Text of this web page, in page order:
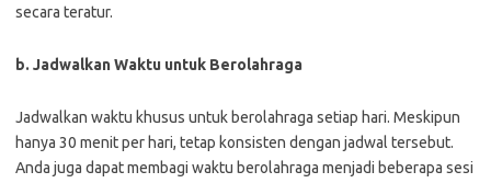
secara teratur.
b. Jadwalkan Waktu untuk Berolahraga
Jadwalkan waktu khusus untuk berolahraga setiap hari. Meskipun
hanya 30 menit per hari, tetap konsisten dengan jadwal tersebut.
Anda juga dapat membagi waktu berolahraga menjadi beberapa sesi